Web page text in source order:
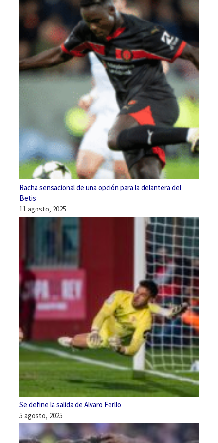
Racha sensacional de una opción para la delantera del
Betis
11 agosto, 2025
Se define la salida de Álvaro Ferllo
5 agosto, 2025